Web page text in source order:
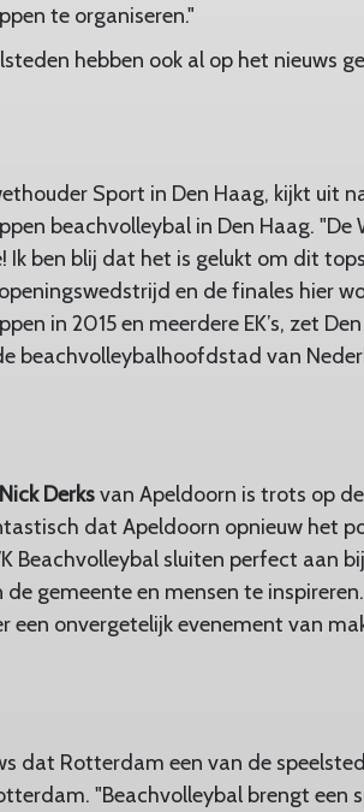
te organiseren."
hebben ook al op het nieuws
Sport in Den Haag, kijkt uit
beachvolleybal in Den Haag. "De
ben blij dat het is gelukt om dit
en de finales hier
in 2015 en meerdere EK’s, zet
beachvolleybalhoofdstad van
Nick Derksvan Apeldoorn is trots op
dat Apeldoorn opnieuw het
Beachvolleybal sluiten perfect aan
gemeente en mensen te
een onvergetelijk evenement van
dat Rotterdam een van de
"Beachvolleybal brengt een